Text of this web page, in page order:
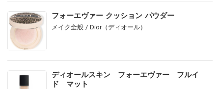
フォーエヴァー クッション パウダー
メイク全般 / Dior（ディオール）
ディオールスキン フォーエヴァー フルイ
ド マット